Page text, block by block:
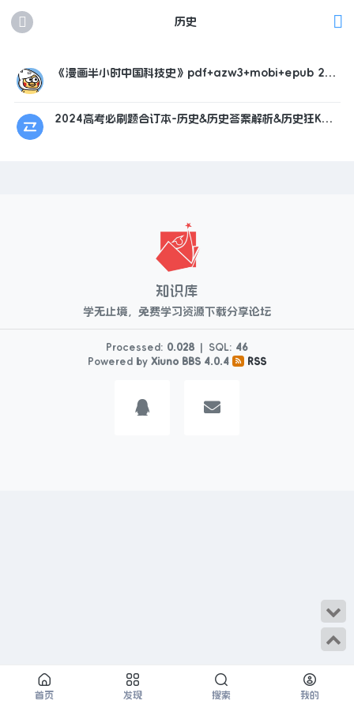
历史
《漫画半小时中国科技史》pdf+azw3+mobi+epub 20
2024高考必刷题合订本-历史&历史答案解析&历史狂K重
知识库
学无止境，免费学习资源下载分享论坛
Processed: 0.028 SQL: 46
Powered byXiuno BBS 4.0.4 RSS
首页 发现 搜索 我的